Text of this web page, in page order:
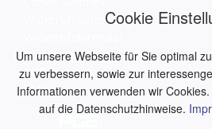
Cookie
Um unsere Webseite für Sie optimal
zu verbessern, sowie zur
Informationen verwenden wir
auf die Datenschutzhinweise.
Widerrufsbelehrung
Datenschutz
AGB
RMA